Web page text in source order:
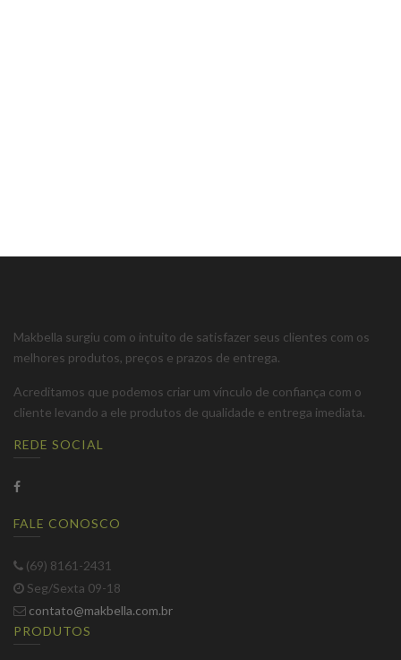
Makbella surgiu com o intuito de satisfazer seus clientes com os
melhores produtos, preços e prazos de entrega.
Acreditamos que podemos criar um vínculo de confiança com o
cliente levando a ele produtos de qualidade e entrega imediata.
REDE SOCIAL
FALE CONOSCO
(69) 8161-2431
Seg/Sexta 09-18
contato@makbella.com.br
PRODUTOS